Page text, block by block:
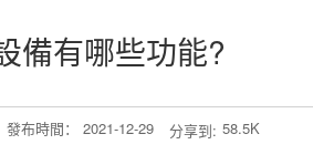
備有哪些功能?
布時間： 2021-12-29 分享到: 58.5K